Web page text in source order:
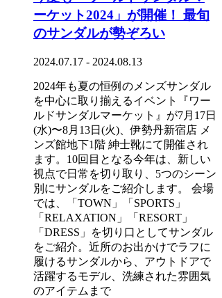
ーケット2024」が開催！ 最旬
のサンダルが勢ぞろい
2024.07.17 - 2024.08.13
2024年も夏の恒例のメンズサンダル
を中心に取り揃えるイベント『ワー
ルドサンダルマーケット』が7月17日
(水)〜8月13日(火)、伊勢丹新宿店 メ
ンズ館地下1階 紳士靴にて開催され
ます。10回目となる今年は、新しい
視点で日常を切り取り、5つのシーン
別にサンダルをご紹介します。 会場
では、「TOWN」「SPORTS」
「RELAXATION」「RESORT」
「DRESS」を切り口としてサンダル
をご紹介。近所のお出かけでラフに
履けるサンダルから、アウトドアで
活躍するモデル、洗練された雰囲気
のアイテムまで